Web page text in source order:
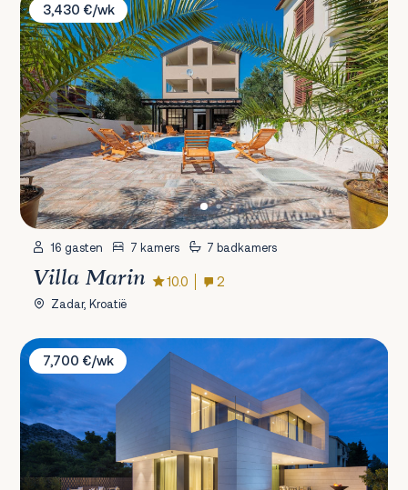
3,430 €/wk
16 gasten 7 kamers 7 badkamers
Villa Marin 10.0 2
Zadar, Kroatië
Villa Calma I & Opera
7,700 €/wk